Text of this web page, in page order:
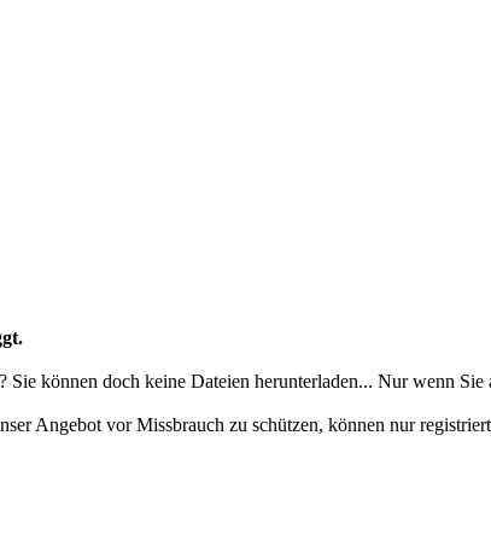
können doch keine Dateien herunterladen... Nur wenn Sie
Angebot vor Missbrauch zu schützen, können nur